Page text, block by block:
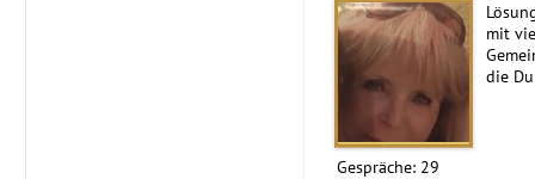
mit
die
Gespräche: 29